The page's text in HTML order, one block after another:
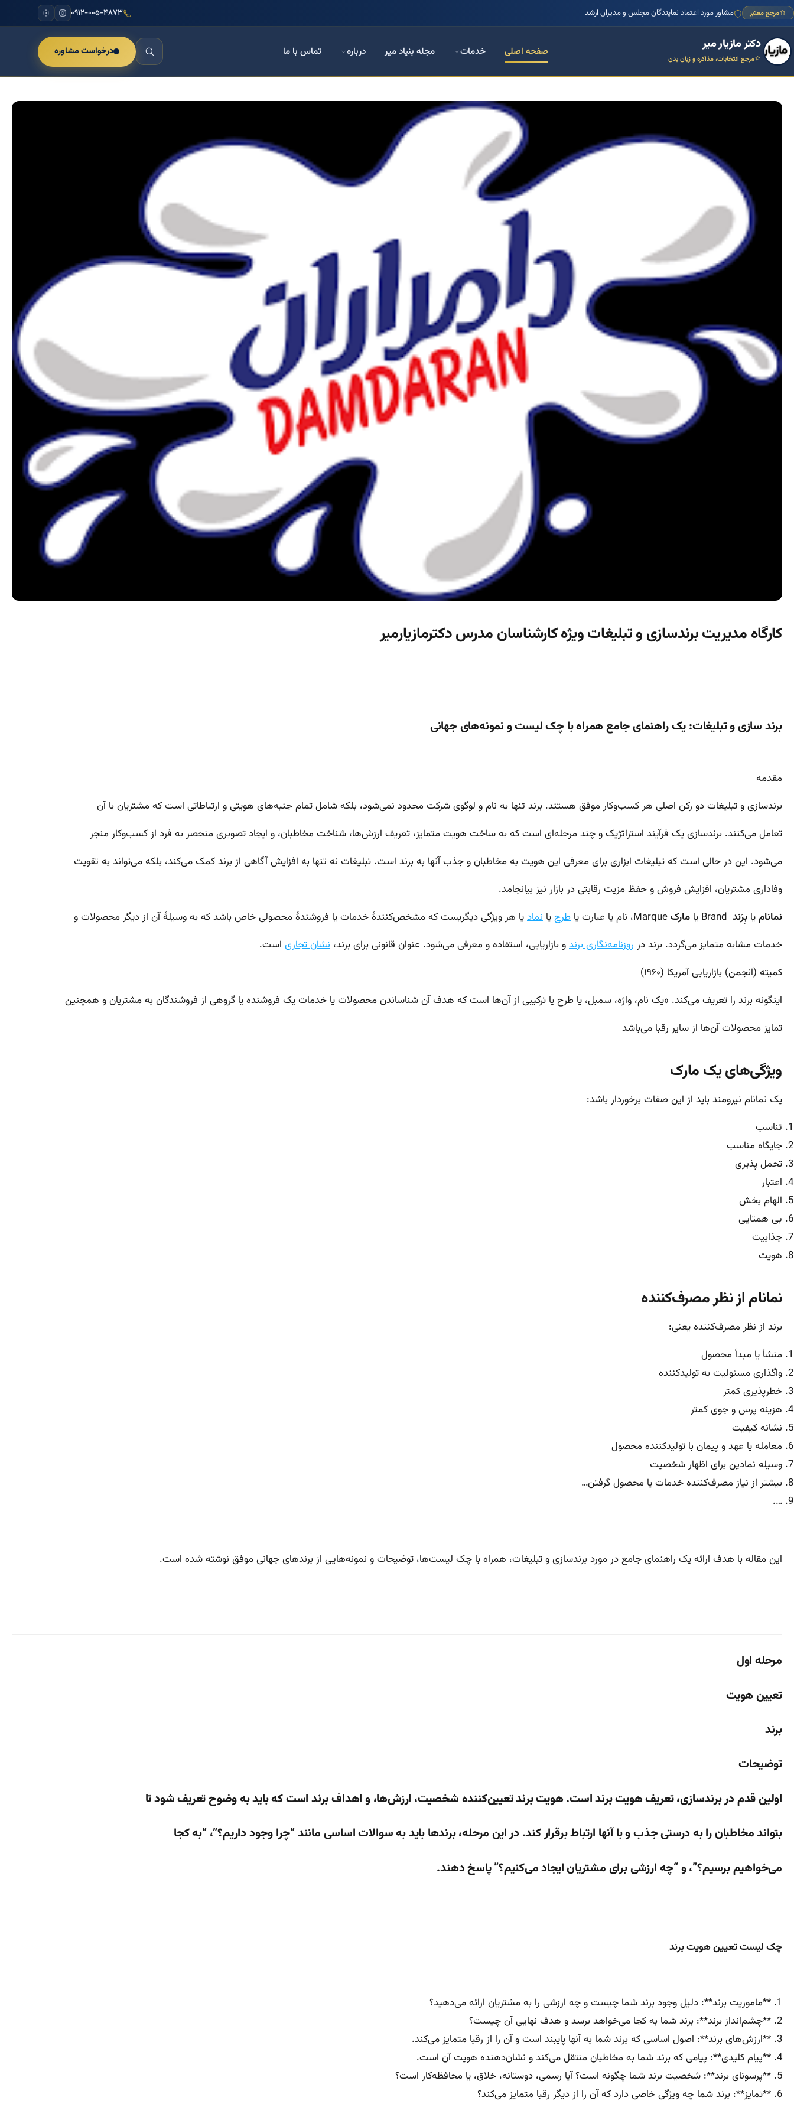
مرجع معتبر مشاور مورد اعتماد نمایندگان مجلس و مدیران ارشد ۰۹۱۲-۰۰۵-۴۸۷۳
دکتر مازیار میر
مرجع انتخابات، مذاکره و زبان بدن
صفحه اصلی خدمات مجله بنیاد میر درباره تماس با ما درخواست مشاوره
کارگاه مدیریت برندسازی و تبلیغات ویژه کارشناسان مدرس دکترمازیارمیر
برند سازی و تبلیغات: یک راهنمای جامع همراه با چک لیست و نمونه‌های جهانی
مقدمه
برندسازی و تبلیغات دو رکن اصلی هر کسب‌وکار موفق هستند. برند تنها به نام و لوگوی شرکت محدود نمی‌شود، بلکه شامل تمام جنبه‌های هویتی و ارتباطاتی است که مشتریان با آن
تعامل می‌کنند. برندسازی یک فرآیند استراتژیک و چند مرحله‌ای است که به ساخت هویت متمایز، تعریف ارزش‌ها، شناخت مخاطبان، و ایجاد تصویری منحصر به فرد از کسب‌وکار منجر
می‌شود. این در حالی است که تبلیغات ابزاری برای معرفی این هویت به مخاطبان و جذب آنها به برند است. تبلیغات نه تنها به افزایش آگاهی از برند کمک می‌کند، بلکه می‌تواند به تقویت
وفاداری مشتریان، افزایش فروش و حفظ مزیت رقابتی در بازار نیز بیانجامد.
نمانامیا بِرَند Brand یا مارکMarque، نام یا عبارت یا طرحیا نمادیا هر ویژگی دیگریست که مشخص‌کنندهٔ خدمات یا فروشندهٔ محصولی خاص باشد که به وسیلهٔ آن از دیگر محصولات و
خدمات مشابه متمایز می‌گردد. برند در روزنامه‌نگاری برندو بازاریابی، استفاده و معرفی می‌شود. عنوان قانونی برای برند، نشان تجاری است.
کمیته (انجمن) بازاریابی آمریکا (۱۹۶۰)
اینگونه برند را تعریف می‌کند. «یک نام، واژه، سمبل، یا طرح یا ترکیبی از آن‌ها است که هدف آن شناساندن محصولات یا خدمات یک فروشنده یا گروهی از فروشندگان به مشتریان و همچنین
تمایز محصولات آن‌ها از سایر رقبا می‌باشد
ویژگی‌های یک مارک
یک نمانام نیرومند باید از این صفات برخوردار باشد:
تناسب
جایگاه مناسب
تحمل پذیری
اعتبار
الهام بخش
بی همتایی
جذابیت
هویت
نمانام از نظر مصرف‌کننده
برند از نظر مصرف‌کننده یعنی:
منشأ یا مبدأ محصول
واگذاری مسئولیت به تولیدکننده
خطرپذیری کمتر
هزینه پرس و جوی کمتر
نشانه کیفیت
معامله یا عهد و پیمان با تولیدکننده محصول
وسیله نمادین برای اظهار شخصیت
بیشتر از نیاز مصرف‌کننده خدمات یا محصول گرفتن…
….
این مقاله با هدف ارائه یک راهنمای جامع در مورد برندسازی و تبلیغات، همراه با چک لیست‌ها، توضیحات و نمونه‌هایی از برندهای جهانی موفق نوشته شده است.
مرحله اول
تعیین هویت
برند
توضیحات
اولین قدم در برندسازی، تعریف هویت برند است. هویت برند تعیین‌کننده شخصیت، ارزش‌ها، و اهداف برند است که باید به وضوح تعریف شود تا
بتواند مخاطبان را به درستی جذب و با آنها ارتباط برقرار کند. در این مرحله، برندها باید به سوالات اساسی مانند “چرا وجود داریم؟”، “به کجا
می‌خواهیم برسیم؟”، و “چه ارزشی برای مشتریان ایجاد می‌کنیم؟” پاسخ دهند.
چک لیست تعیین هویت برند
1. **ماموریت برند**: دلیل وجود برند شما چیست و چه ارزشی را به مشتریان ارائه می‌دهید؟
2. **چشم‌انداز برند**: برند شما به کجا می‌خواهد برسد و هدف نهایی آن چیست؟
3. **ارزش‌های برند**: اصول اساسی که برند شما به آنها پایبند است و آن را از رقبا متمایز می‌کند.
4. **پیام کلیدی**: پیامی که برند شما به مخاطبان منتقل می‌کند و نشان‌دهنده هویت آن است.
5. **پرسونای برند**: شخصیت برند شما چگونه است؟ آیا رسمی، دوستانه، خلاق، یا محافظه‌کار است؟
6. **تمایز**: برند شما چه ویژگی خاصی دارد که آن را از دیگر رقبا متمایز می‌کند؟